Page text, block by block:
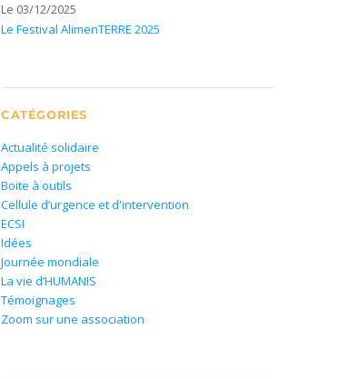
Le 03/12/2025
Le Festival AlimenTERRE 2025
CATÉGORIES
Actualité solidaire
Appels à projets
Boite à outils
Cellule d’urgence et d'intervention
ECSI
Idées
Journée mondiale
La vie d’HUMANIS
Témoignages
Zoom sur une association